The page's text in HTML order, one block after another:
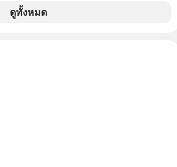
MTS Gold หรือห้างทองแม่ทองสุก อยู่
ดูทั้งหมด